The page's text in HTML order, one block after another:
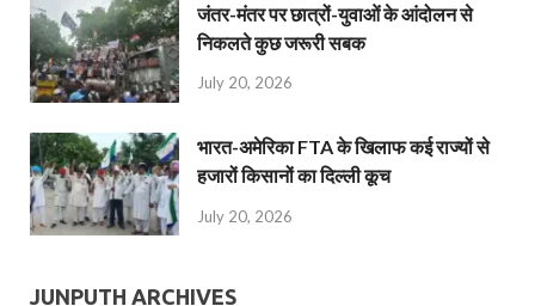
जंतर-मंतर पर छात्रों-युवाओं के आंदोलन से
निकलते कुछ जरूरी सबक
July 20, 2026
भारत-अमेरिका FTA के खिलाफ कई राज्यों से
हजारों किसानों का दिल्ली कूच
July 20, 2026
JUNPUTH ARCHIVES